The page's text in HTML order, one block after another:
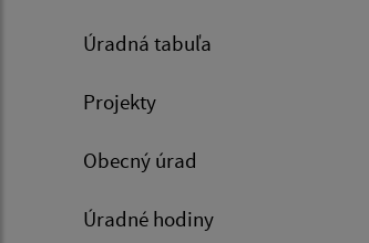
Úradná tabuľa
Projekty
Obecný úrad
Úradné hodiny